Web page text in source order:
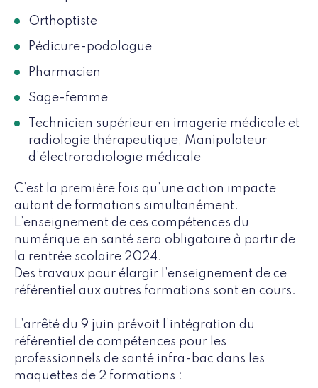
Orthoptiste
Pédicure-podologue
Pharmacien
Sage-femme
Technicien supérieur en imagerie médicale et
radiologie thérapeutique, Manipulateur
d’électroradiologie médicale
C’est la première fois qu’une action impacte
autant de formations simultanément.
L’enseignement de ces compétences du
numérique en santé sera obligatoire à partir de
la rentrée scolaire 2024.
Des travaux pour élargir l’enseignement de ce
référentiel aux autres formations sont en cours.
L’arrêté du 9 juin prévoit l’intégration du
référentiel de compétences pour les
professionnels de santé infra-bac dans les
maquettes de 2 formations :